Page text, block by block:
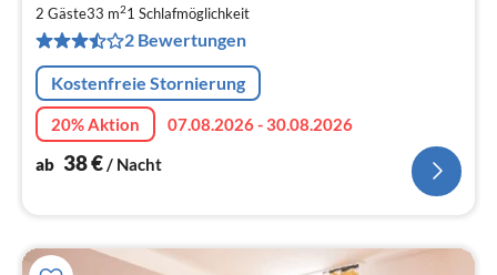
2 Gäste33 m21 Schlafmöglichkeit
2 Bewertungen
Kostenfreie Stornierung
20% Aktion
07.08.2026 - 30.08.2026
ab 38€ / Nacht